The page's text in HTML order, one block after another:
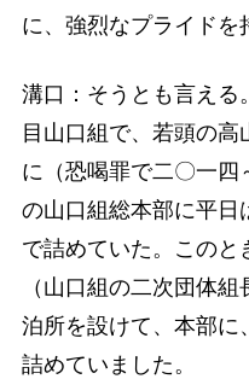
に、強烈なプライドを
溝口：そうとも言える
目山口組で、若頭の
に（恐喝罪で二〇一四
の山口組総本部に平日
で詰めていた。このと
（山口組の二次団体
泊所を設けて、本部に
詰めていました。